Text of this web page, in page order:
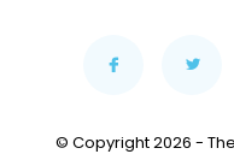
© Copyright 2026 -